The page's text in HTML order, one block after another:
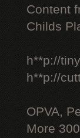
Content
Childs
h**p://
h**p://
OPVA,
More